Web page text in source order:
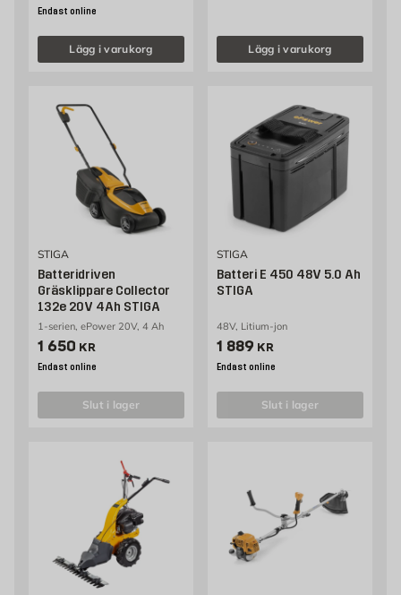
Endast online
Lägg i varukorg Lägg i varukorg
STIGA
Batteridriven
Gräsklippare Collector
132e 20V 4Ah STIGA
1-serien, ePower 20V, 4 Ah
Pris 1650 kr
1 650 KR
Endast online
slut i lager
STIGA
Batteri E 450 48V 5.0 Ah
STIGA
48V, Litium-jon
Pris 1889 kr
1 889 KR
Endast online
slut i lager